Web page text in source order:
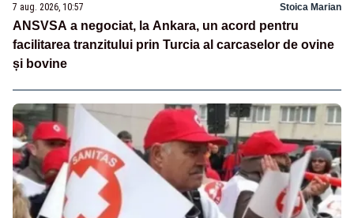
7 aug. 2026, 10:57 Stoica Marian
ANSVSA a negociat, la Ankara, un acord pentru
facilitarea tranzitului prin Turcia al carcaselor de ovine
și bovine